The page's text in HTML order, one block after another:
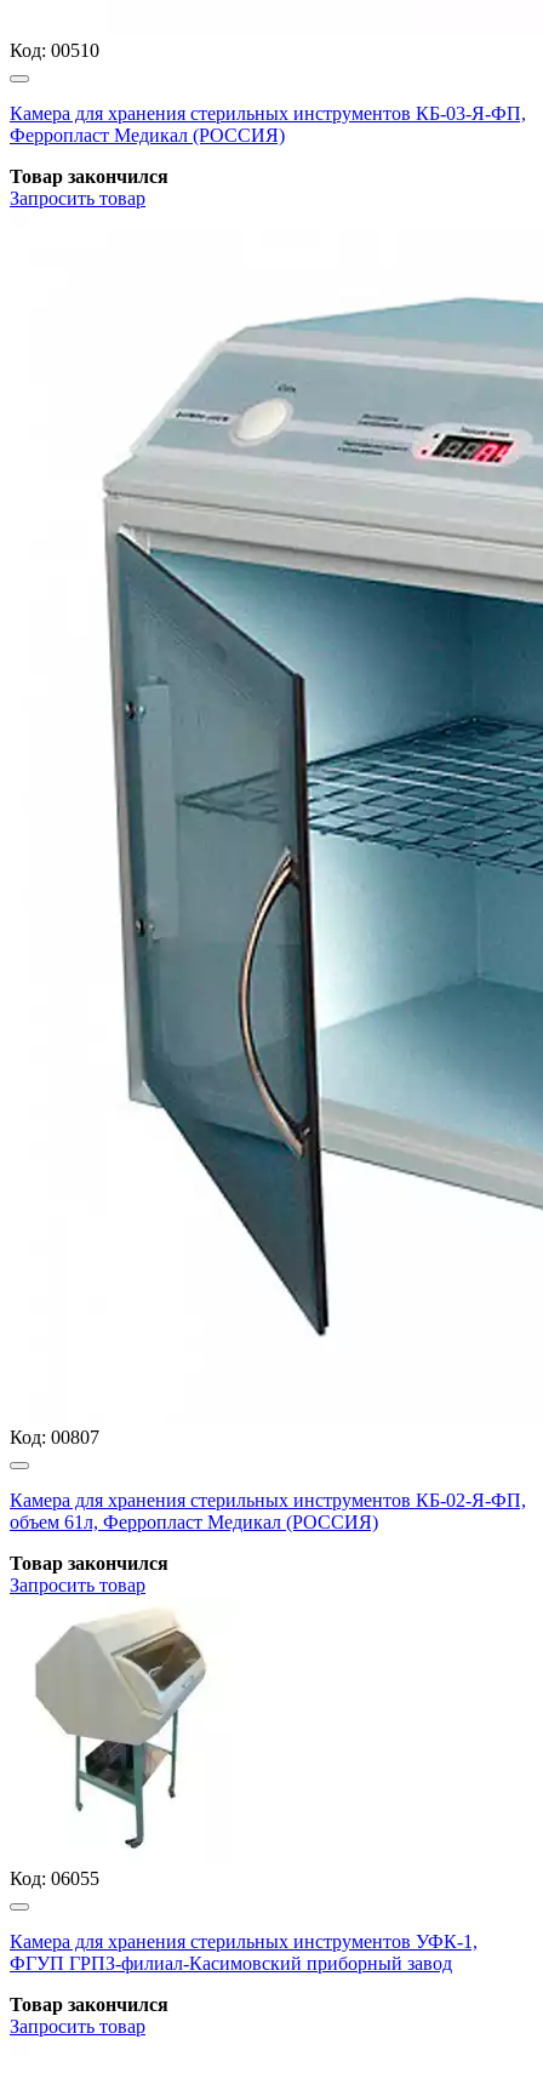
Код: 00510
Камера для хранения стерильных инструментов КБ-03-Я-ФП,
Ферропласт Медикал (РОССИЯ)
Товар закончился
Запросить товар
Код: 00807
Камера для хранения стерильных инструментов КБ-02-Я-ФП,
объем 61л, Ферропласт Медикал (РОССИЯ)
Товар закончился
Запросить товар
Код: 06055
Камера для хранения стерильных инструментов УФК-1,
ФГУП ГРПЗ-филиал-Касимовский приборный завод
Товар закончился
Запросить товар